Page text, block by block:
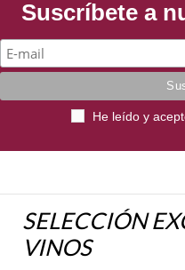
POR
Suscríbete a
He leído y
SELECCIÓN
VINOS